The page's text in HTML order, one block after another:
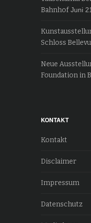
Bahnhof Juni
Schloss
Neue
Foundation in
KONTAKT
Kontakt
Disclaimer
Impressum
Datenschutz